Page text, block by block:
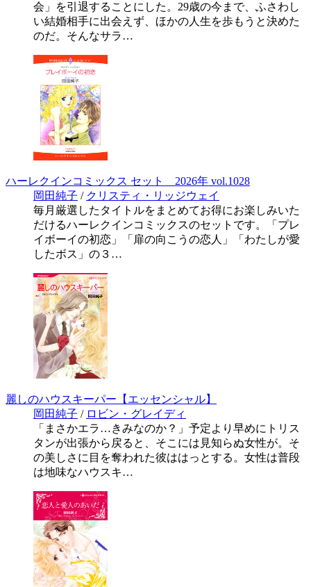
会」を引退することにした。29歳の今まで、ふさわし
い結婚相手に出会えず、ほかの人生を歩もうと決めた
のだ。そんなサラ…
ハーレクインコミックス セット 2026年 vol.1028
岡田純子 / クリスティ・リッジウェイ
毎月厳選したタイトルをまとめてお得にお楽しみいた
だけるハーレクインコミックスのセットです。「プレ
イボーイの初恋」「扉の向こうの恋人」「わたしが愛
したボス」の３…
麗しのハウスキーパー【エッセンシャル】
岡田純子 / ロビン・グレイディ
「まさかエラ…きみなのか？」予定より早めにトリス
タンが出張から戻ると、そこには見知らぬ女性が。そ
の美しさに目を奪われた彼ははっとする。女性は普段
は地味なハウスキ…